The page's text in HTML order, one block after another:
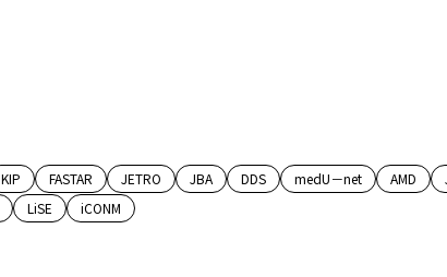
KIP FASTAR JETRO JBA DDS medU－net AMD
LiSE iCONM